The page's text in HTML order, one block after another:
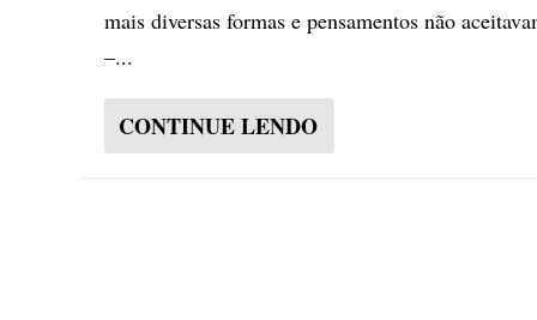
mais diversas formas e pensamentos não
–...
CONTINUE LENDO